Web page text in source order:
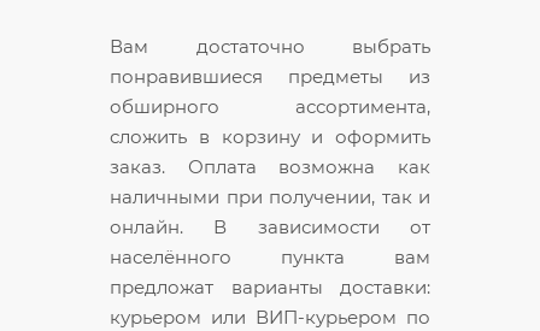
Вам достаточно выбрать
понравившиеся предметы из
обширного ассортимента,
сложить в корзину и оформить
заказ. Оплата возможна как
наличными при получении, так и
онлайн. В зависимости от
населённого пункта вам
предложат варианты доставки:
курьером или ВИП-курьером по